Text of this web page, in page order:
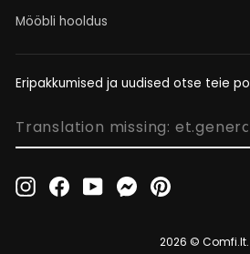
Mööbli hooldus
Eripakkumised ja uudised otse teie
TRANSLATION
InstagramFacebookYouTubeMessenger
2026 © Comfi.lt.